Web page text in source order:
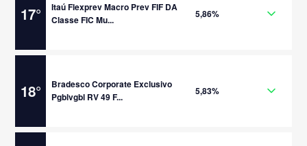
17°
Itaú Flexprev Macro Prev FIF DA
Classe FIC Mu...
5,86%
18°
Bradesco Corporate Exclusivo
Pgblvgbl RV 49 F...
5,83%